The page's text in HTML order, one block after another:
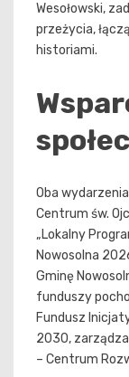
Wesołowski,
przeżycia,
historiami.
Oba
Centrum św.
„Lokalny
Nowosolna
Gminę
funduszy
Fundusz
2030,
– Centrum